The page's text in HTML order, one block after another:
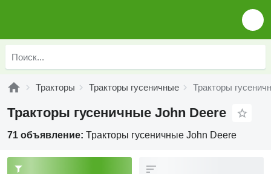
Тракторы Тракторы гусеничные Тракторы
Тракторы гусеничные John Deere
71 объявление: Тракторы гусеничные John Deere